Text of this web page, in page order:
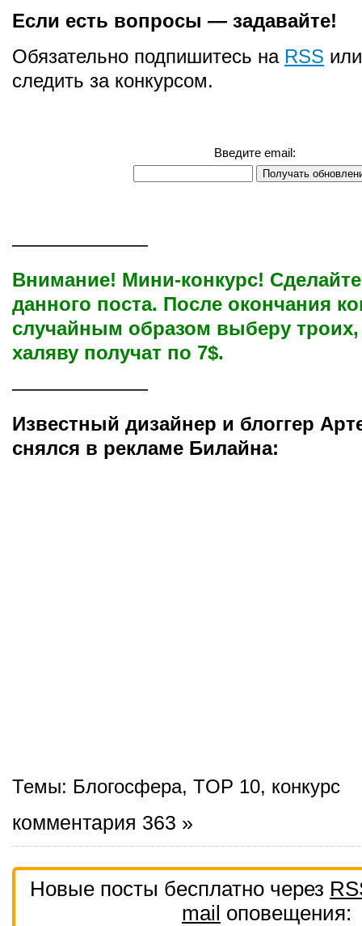
Если есть вопросы — задавайте!
Обязательно подпишитесь на RSS
следить за конкурсом.
Введите email:
———————
Внимание! Мини-конкурс!
данного поста. После окончания
случайным образом выберу
халяву получат по 7$.
———————
Известный дизайнер и блоггер
снялся в рекламе Билайна:
Темы: Блогосфера, TOP 10, конкурс
комментария 363 »
Новые посты бесплатно через
mail оповещения: